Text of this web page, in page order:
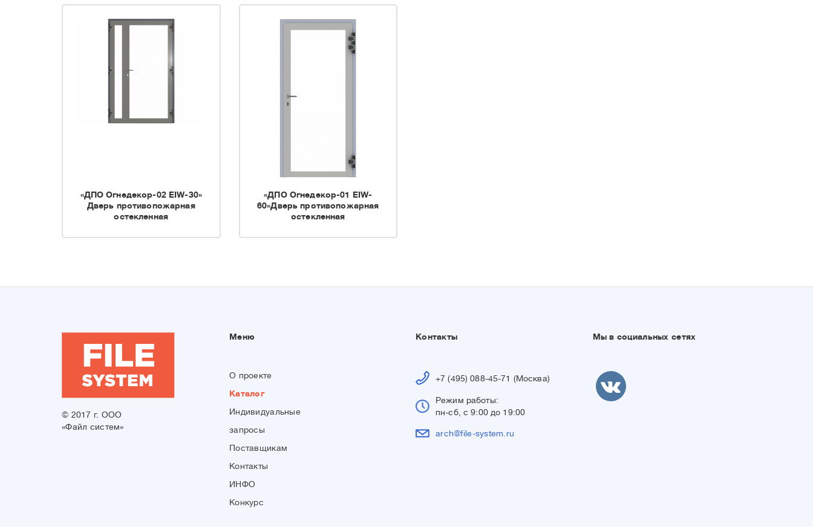
«ДПО Огнедекор-02 EIW-30»
Дверь противопожарная
остекленная
«ДПО Огнедекор-01 EIW-
60»Дверь противопожарная
остекленная
© 2017 г. ООО
«Файл систем»
Меню
О проекте
Каталог
Индивидуальные
запросы
Поставщикам
Контакты
ИНФО
Конкурс
Контакты
+7 (495) 088-45-71 (Москва)
Режим работы:
пн-сб, с 9:00 до 19:00
arch@file-system.ru
Мы в социальных сетях